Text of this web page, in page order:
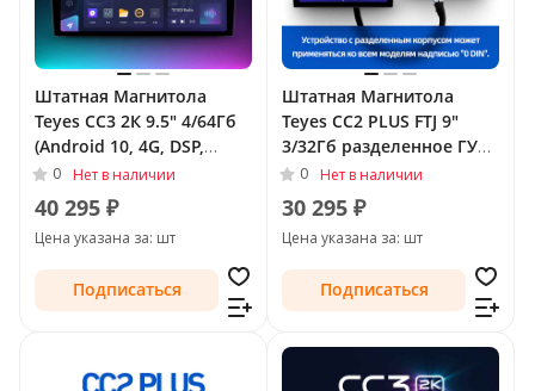
Штатная Магнитола
Teyes CC3 2К 9.5" 4/64Гб
(Android 10, 4G, DSP,
QLed) для SsangYong
Actyon I 2005 - 2011
0 Нет в наличии
40 295 ₽
Цена указана за: шт
Подписаться
Штатная Магнитола
Teyes CC2 PLUS FTJ 9"
3/32Гб разделенное ГУ
(Android 10, 4G, DSP,
QLed) для SsangYong
Actyon I 2005 - 2011
0 Нет в наличии
30 295 ₽
Цена указана за: шт
Подписаться